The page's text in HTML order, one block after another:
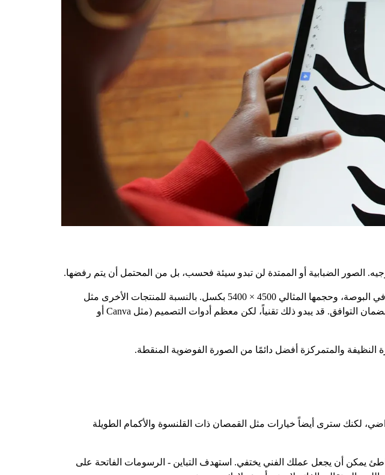
الضبابية أو الممتدة لن تبدو سيئة فحسب، بل من المحتمل أن يتم رفضها.
بالنسبة للقمصان القياسية، التزم بملفات PNG ذات الخلفية الشفافة، واضبطها على 300 نقطة في البوصة، وحجمها المثالي 4500 × 5400 بكسل. بالنسبة للمنتجات الأخرى مثل
حافظات الهواتف أو PopSockets، تحقق من قوالب التصميم الخاصة بأمازون ومتطلبات الحجم لضمان التوافق. قد يبدو ذلك تقنياً، لكن معظم أدوات التصميم (مثل Canva أو
والمتمركزة أفضل دائمًا من الصورة الفوضوية المنقطة.
لكنك سترى أيضاً خيارات مثل القمصان ذات القلنسوة والأكمام الطويلة
يمكن أن يجعل عملك الفني يختفي. استهدف التباين - الرسومات الفاتحة على